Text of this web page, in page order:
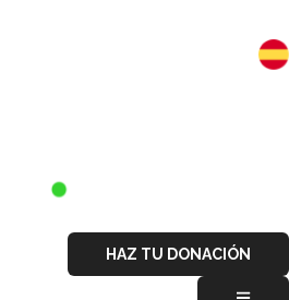
HAZ TU DONACIÓN